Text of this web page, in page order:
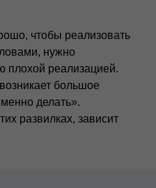
чтобы реализовать
нужно
плохой реализацией.
большое
делать».
развилках, зависит